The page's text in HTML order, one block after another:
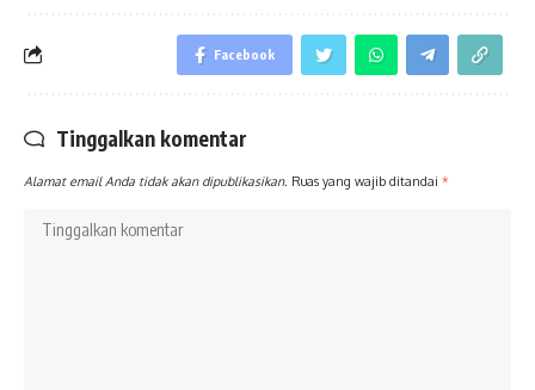
Facebook
Tinggalkan komentar
Alamat email Anda tidak akan dipublikasikan. Ruas yang wajib ditandai *